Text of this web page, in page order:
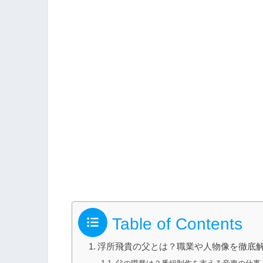
Table of Contents
浮所飛貴の父とは？職業や人物像を徹底